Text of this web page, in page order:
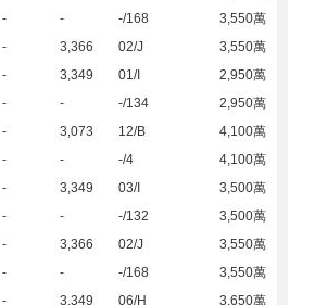
- - -/168
3,550萬
- 3,366 02/J
3,550萬
- 3,349 01/I
2,950萬
- - -/134
2,950萬
- 3,073 12/B
4,100萬
- - -/4
4,100萬
- 3,349 03/I
3,500萬
- - -/132
3,500萬
- 3,366 02/J
3,550萬
- - -/168
3,550萬
- 3,349 06/H
3,650萬